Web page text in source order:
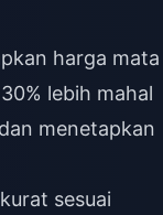
harga mata
lebih mahal
menetapkan
sesuai